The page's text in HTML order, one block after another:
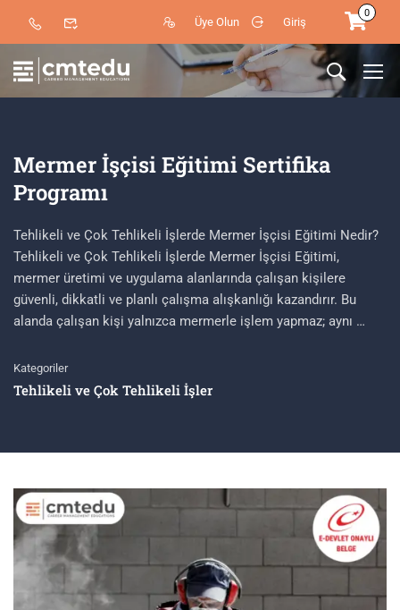
Üye Olun Giriş
0
Mermer İşçisi Eğitimi Sertifika
Programı
Tehlikeli ve Çok Tehlikeli İşlerde Mermer İşçisi Eğitimi Nedir?
Tehlikeli ve Çok Tehlikeli İşlerde Mermer İşçisi Eğitimi,
mermer üretimi ve uygulama alanlarında çalışan kişilere
güvenli, dikkatli ve planlı çalışma alışkanlığı kazandırır. Bu
alanda çalışan kişi yalnızca mermerle işlem yapmaz; aynı …
Kategoriler
Tehlikeli ve Çok Tehlikeli İşler